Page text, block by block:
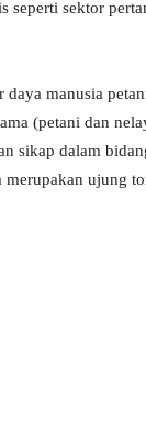
sektor
manusia
(petani dan
sikap dalam
ujung